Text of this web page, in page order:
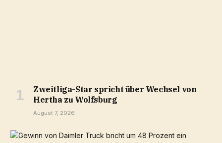
Zweitliga-Star spricht über Wechsel von
Hertha zu Wolfsburg
August 7, 2026